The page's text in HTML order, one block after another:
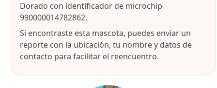
Dorado con identificador de microchip
990000014782862.
Si encontraste esta mascota, puedes enviar un
reporte con la ubicación, tu nombre y datos de
contacto para facilitar el reencuentro.